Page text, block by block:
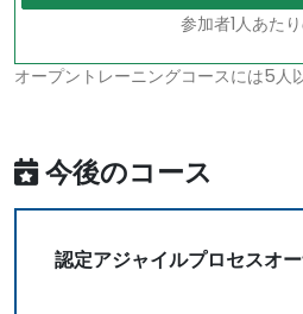
参加者1人あた
オープントレーニングコースには5人
今後のコース
認定アジャイルプロセスオ